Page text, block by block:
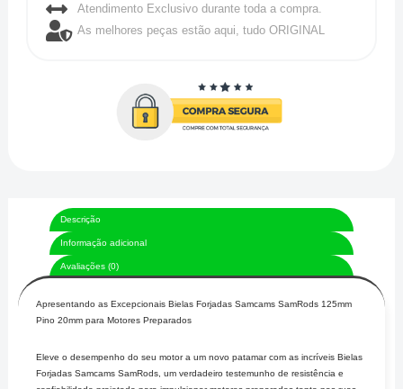
Atendimento Exclusivo durante toda a compra.
As melhores peças estão aqui, tudo ORIGINAL
Descrição
Informação adicional
Avaliações (0)
Apresentando as Excepcionais Bielas Forjadas Samcams SamRods 125mm
Pino 20mm para Motores Preparados
Eleve o desempenho do seu motor a um novo patamar com as incríveis Bielas
Forjadas Samcams SamRods, um verdadeiro testemunho de resistência e